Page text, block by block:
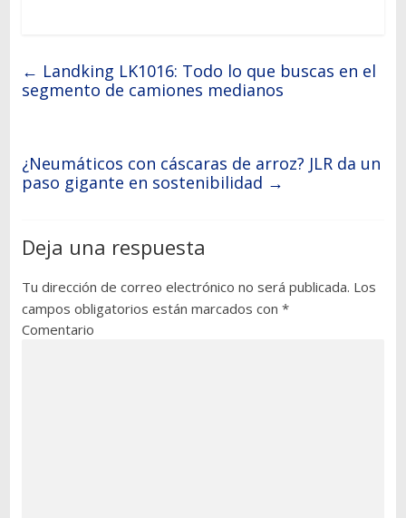
← Landking LK1016: Todo lo que buscas en el
segmento de camiones medianos
¿Neumáticos con cáscaras de arroz? JLR da un
paso gigante en sostenibilidad →
Deja una respuesta
Tu dirección de correo electrónico no será publicada. Los
campos obligatorios están marcados con *
Comentario